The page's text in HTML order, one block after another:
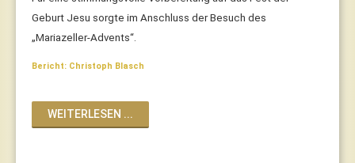
Geburt Jesu sorgte im Anschluss der Besuch des
„Mariazeller-Advents“.
Bericht: Christoph Blasch
WEITERLESEN ...